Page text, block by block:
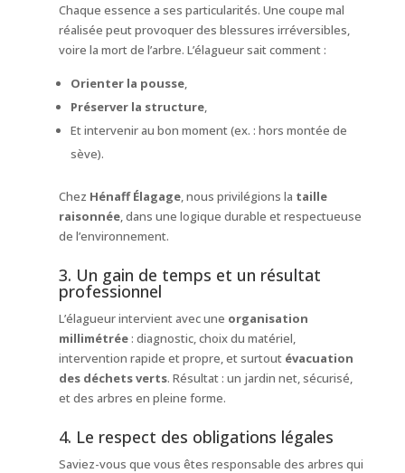
Chaque essence a ses particularités. Une coupe mal
réalisée peut provoquer des blessures irréversibles,
voire la mort de l’arbre. L’élagueur sait comment :
Orienter la pousse,
Préserver la structure,
Et intervenir au bon moment (ex. : hors montée de
sève).
Chez Hénaff Élagage, nous privilégions la taille
raisonnée, dans une logique durable et respectueuse
de l’environnement.
3. Un gain de temps et un résultat
professionnel
L’élagueur intervient avec une organisation
millimétrée: diagnostic, choix du matériel,
intervention rapide et propre, et surtout évacuation
des déchets verts. Résultat : un jardin net, sécurisé,
et des arbres en pleine forme.
4. Le respect des obligations légales
Saviez-vous que vous êtes responsable des arbres qui